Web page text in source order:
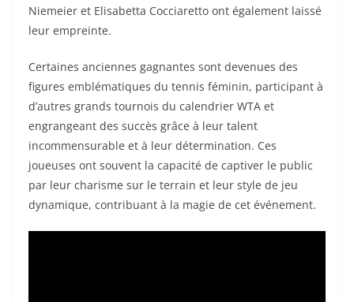
Niemeier et Elisabetta Cocciaretto ont également laissé
leur empreinte.
Certaines anciennes gagnantes sont devenues des
figures emblématiques du tennis féminin, participant à
d’autres grands tournois du calendrier WTA et
engrangeant des succès grâce à leur talent
incommensurable et à leur détermination. Ces
joueuses ont souvent la capacité de captiver le public
par leur charisme sur le terrain et leur style de jeu
dynamique, contribuant à la magie de cet événement.